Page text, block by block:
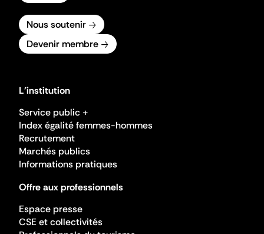
Nous soutenir
Devenir membre
L'institution
Service public +
Index égalité femmes-hommes
Recrutement
Marchés publics
Informations pratiques
Offre aux professionnels
Espace presse
CSE et collectivités